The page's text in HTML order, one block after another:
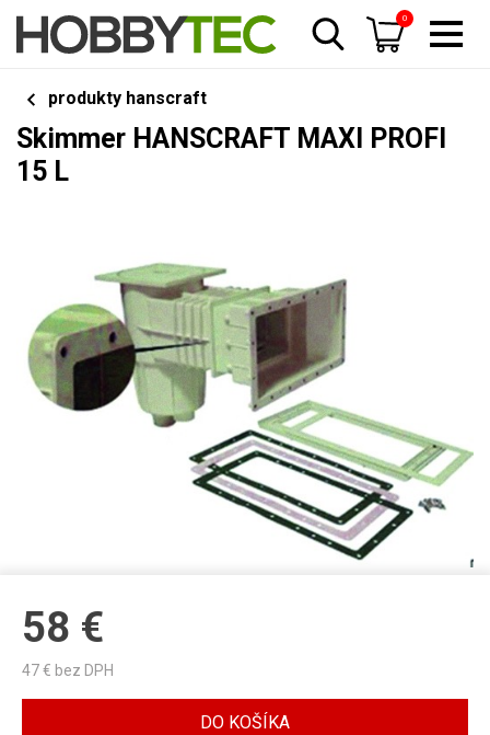
0
produkty hanscraft
Skimmer HANSCRAFT MAXI PROFI
15 L
58 €
47€ bez DPH
DO KOŠÍKA